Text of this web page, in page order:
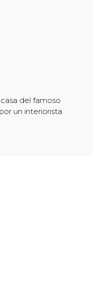
del famoso
un interiorista